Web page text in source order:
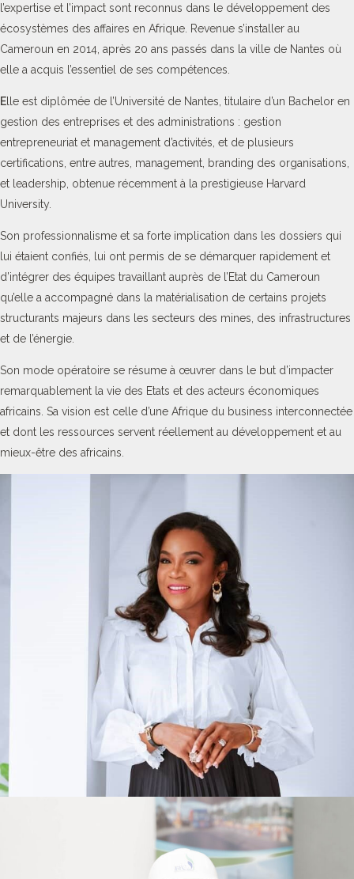
l’expertise et l’impact sont reconnus dans le développement des
écosystèmes des affaires en Afrique. Revenue s’installer au
Cameroun en 2014, après 20 ans passés dans la ville de Nantes où
elle a acquis l’essentiel de ses compétences.
E lle est diplômée de l’Université de Nantes, titulaire d’un Bachelor en
gestion des entreprises et des administrations : gestion
entrepreneuriat et management d’activités, et de plusieurs
certifications, entre autres, management, branding des organisations,
et leadership, obtenue récemment à la prestigieuse Harvard
University.
Son professionnalisme et sa forte implication dans les dossiers qui
lui étaient confiés, lui ont permis de se démarquer rapidement et
d’intégrer des équipes travaillant auprès de l’Etat du Cameroun
qu’elle a accompagné dans la matérialisation de certains projets
structurants majeurs dans les secteurs des mines, des infrastructures
et de l’énergie.
Son mode opératoire se résume à œuvrer dans le but d’impacter
remarquablement la vie des Etats et des acteurs économiques
africains. Sa vision est celle d’une Afrique du business interconnectée
et dont les ressources servent réellement au développement et au
mieux-être des africains.